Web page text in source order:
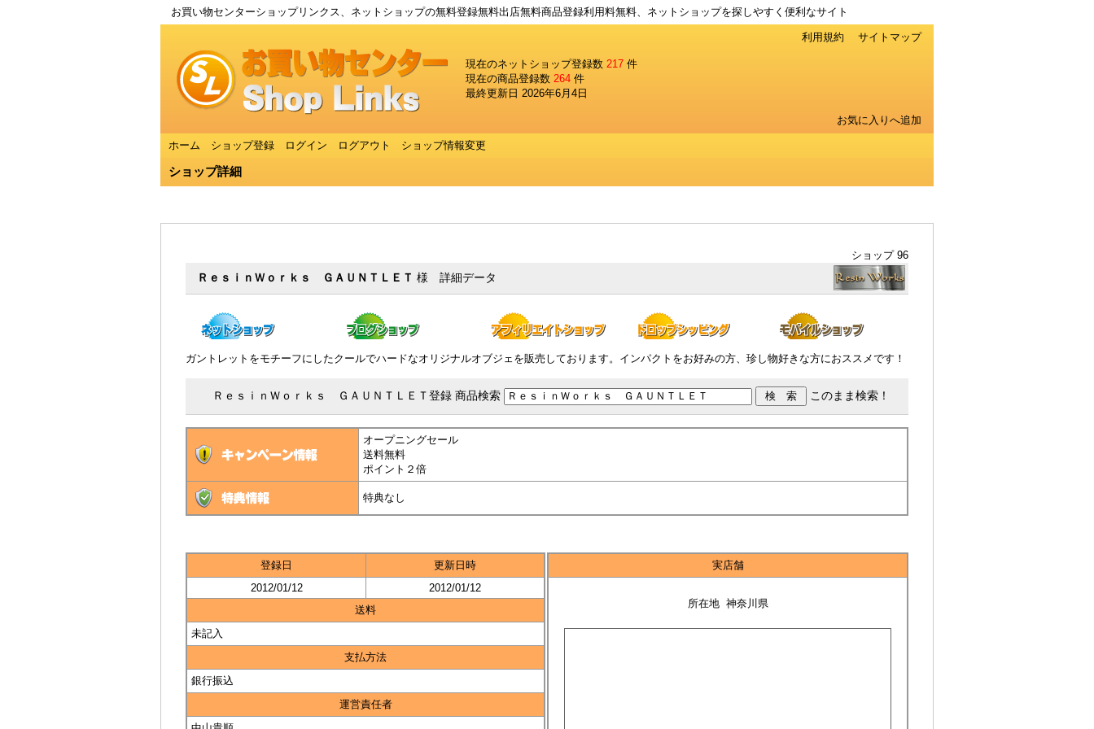
お買い物センターショップリンクス、ネットショップの無料登録無料出店無料商品登録利用料無料、ネットショップを探しやすく便利なサイト
利用規約 サイトマップ
現在のネットショップ登録数 217 件
現在の商品登録数 264 件
最終更新日 2026年6月4日
お気に入りへ追加
ホーム ショップ登録 ログイン ログアウト ショップ情報変更
ショップ詳細
ショップ 96
ＲｅｓｉｎＷｏｒｋｓ ＧＡＵＮＴＬＥＴ 様 詳細データ
ガントレットをモチーフにしたクールでハードなオリジナルオブジェを販売しております。インパクトをお好みの方、珍し物好きな方におススメです！
ＲｅｓｉｎＷｏｒｋｓ ＧＡＵＮＴＬＥＴ登録 商品検索 このまま検索！
オープニングセール
送料無料
ポイント２倍
特典なし
登録日
更新日時
2012/01/12
2012/01/12
送料
未記入
支払方法
銀行振込
運営責任者
実店舗
所在地 神奈川県